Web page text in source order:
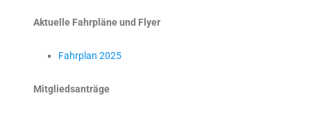
Aktuelle Fahrpläne und Flyer
Fahrplan 2025
Mitgliedsanträge